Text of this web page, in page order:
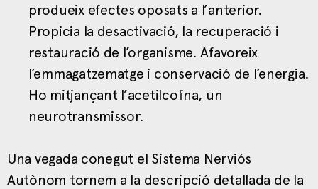
produeix efectes oposats a l’anterior.
Propicia la desactivació, la recuperació i
restauració de l’organisme. Afavoreix
l’emmagatzematge i conservació de l’energia.
Ho mitjançant l’acetilcolina, un
neurotransmissor.
Una vegada conegut el Sistema Nerviós
Autònom tornem a la descripció detallada de la